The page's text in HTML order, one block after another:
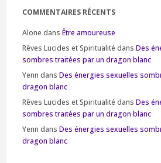
COMMENTAIRES RÉCENTS
Alone dans Être amoureuse
Rêves Lucides et Spiritualité dans Des
sombres traitées par un dragon blanc
Yenn dans Des énergies sexuelles
dragon blanc
Rêves Lucides et Spiritualité dans Des
sombres traitées par un dragon blanc
Yenn dans Des énergies sexuelles
dragon blanc